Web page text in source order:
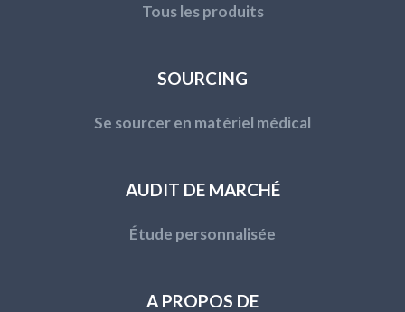
Tous les produits
SOURCING
Se sourcer en matériel médical
AUDIT DE MARCHÉ
Étude personnalisée
A PROPOS DE